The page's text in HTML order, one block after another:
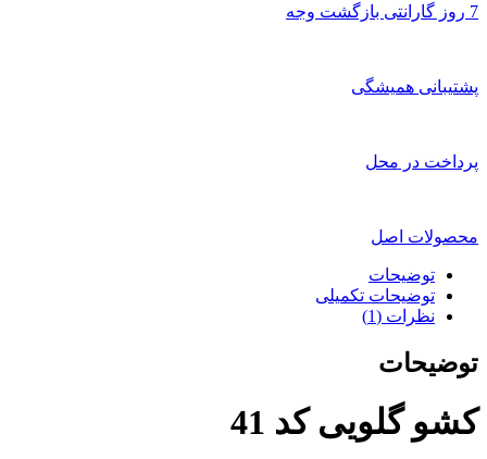
7 روز گارانتی بازگشت وجه
پشتیبانی همیشگی
پرداخت در محل
محصولات اصل
توضیحات
توضیحات تکمیلی
نظرات (1)
توضیحات
کشو گلویی کد 41